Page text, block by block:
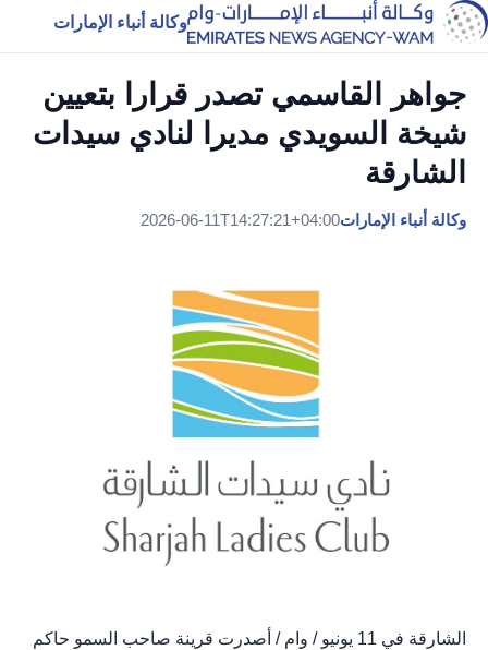
وكالة أنباء الإمارات
جواهر القاسمي تصدر قرارا بتعيين
شيخة السويدي مديرا لنادي سيدات
الشارقة
وكالة أنباء الإمارات2026-06-11T14:27:21+04:00
الشارقة في 11 يونيو / وام / أصدرت قرينة صاحب السمو حاكم